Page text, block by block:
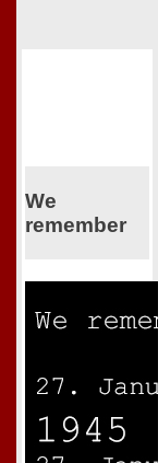
We
remember